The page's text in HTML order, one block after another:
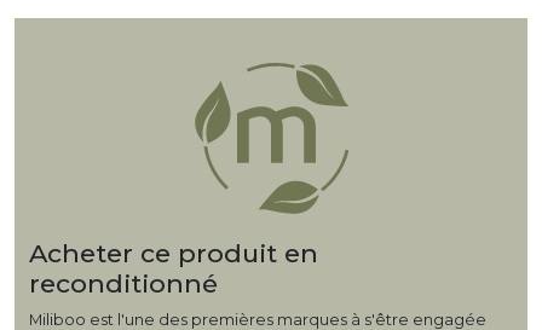
Acheter ce produit en
reconditionné
Miliboo est l'une des premières marques à s'être engagée